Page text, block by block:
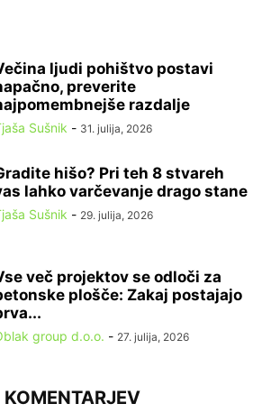
ljudi pohištvo postavi
preverite
razdalje
Sušnik - 31. julija, 2026
hišo? Pri teh 8 stvareh
lahko varčevanje drago stane
Sušnik - 29. julija, 2026
več projektov se odloči za
plošče: Zakaj postajajo
group d.o.o. - 27. julija, 2026
KOMENTARJEV